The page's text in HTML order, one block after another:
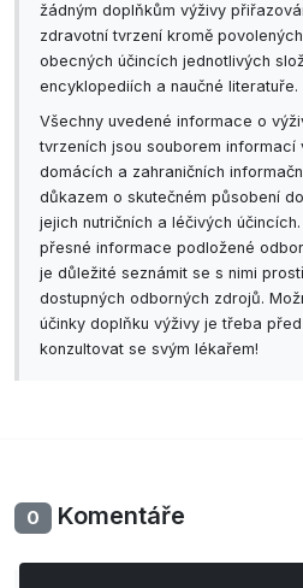
žádným doplňkům výživy
zdravotní tvrzení kromě
obecných účincích jednotlivých
encyklopediích a naučné literatuře.
Všechny uvedené informace o
tvrzeních jsou souborem informací
domácích a zahraničních
důkazem o skutečném působení
jejich nutričních a léčivých
přesné informace podložené
je důležité seznámit se s nimi
dostupných odborných zdrojů.
účinky doplňku výživy je třeba
konzultovat se svým lékařem!
0 Komentáře